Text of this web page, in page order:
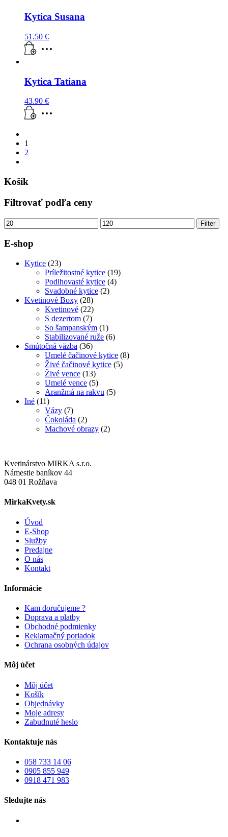
Kytica Susana
51.50 €
Kytica Tatiana
43.90 €
1
2
Košík
Filtrovať podľa ceny
Minimálna
cena
Maximálna
cena
Filter
E-shop
Kytice (23)
Príležitostné kytice (19)
Podlhovasté kytice (4)
Svadobné kytice (2)
Kvetinové Boxy (28)
Kvetinové (22)
S dezertom (7)
So šampanským (1)
Stabilizované ruže (6)
Smútočná väzba (36)
Umelé čačinové kytice (8)
Živé čačinové kytice (5)
Živé vence (13)
Umelé vence (5)
Aranžmá na rakvu (5)
Iné (11)
Vázy (7)
Čokoláda (2)
Machové obrazy (2)
Kvetinárstvo MIRKA s.r.o.
Námestie baníkov 44
048 01 Rožňava
MirkaKvety.sk
Úvod
E-Shop
Služby
Predajne
O nás
Kontakt
Informácie
Kam doručujeme ?
Doprava a platby
Obchodné podmienky
Reklamačný poriadok
Ochrana osobných údajov
Môj účet
Môj účet
Košík
Objednávky
Moje adresy
Zabudnuté heslo
Kontaktuje nás
058 733 14 06
0905 855 949
0918 471 983
Sledujte nás